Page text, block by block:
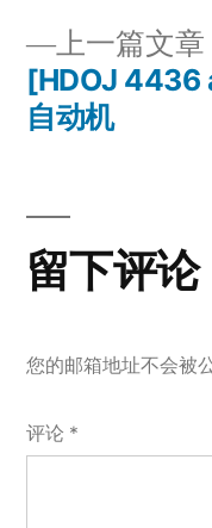
章
导
上一篇文章
[HDOJ 4436
自动机
留下评论
您的邮箱地址不会被公
评论 *